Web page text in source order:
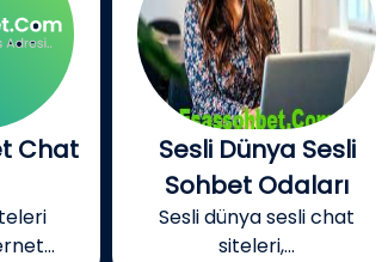
Chat
Sesli Dünya Sesli
Sohbet Odaları
Sesli dünya sesli chat
siteleri,...